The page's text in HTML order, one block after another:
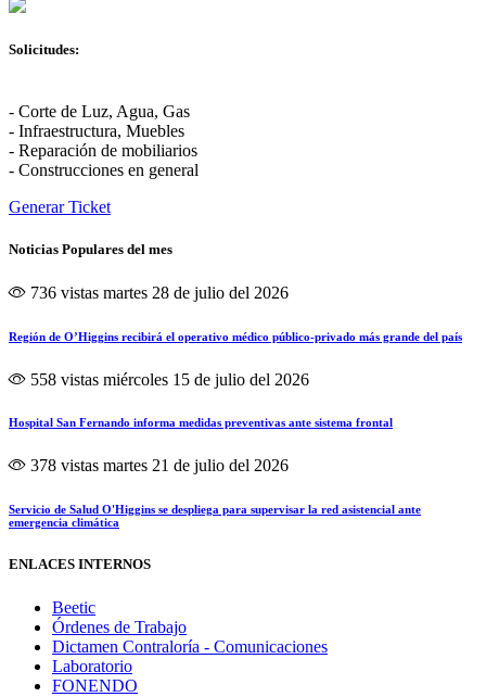
Solicitudes:
- Corte de Luz, Agua, Gas
- Infraestructura, Muebles
- Reparación de mobiliarios
- Construcciones en general
Generar Ticket
Noticias Populares del mes
736 vistas martes 28 de julio del 2026
Región de O’Higgins recibirá el operativo médico público-privado más grande del país
558 vistas miércoles 15 de julio del 2026
Hospital San Fernando informa medidas preventivas ante sistema frontal
378 vistas martes 21 de julio del 2026
Servicio de Salud O'Higgins se despliega para supervisar la red asistencial ante
emergencia climática
ENLACES INTERNOS
Beetic
Órdenes de Trabajo
Dictamen Contraloría - Comunicaciones
Laboratorio
FONENDO